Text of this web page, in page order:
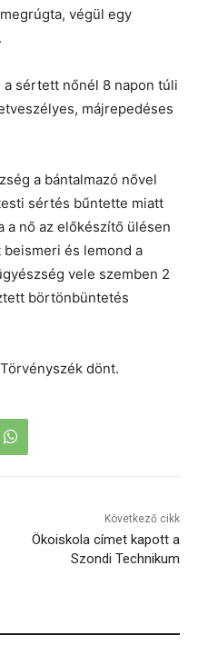
végül egy
a sértett nőnél 8 napon túli
májrepedéses
a bántalmazó nővel
sértés bűntette miatt
a nő az előkészítő ülésen
és lemond a
vele szemben 2
börtönbüntetés
dönt.
Következő cikk
Ökoiskola címet kapott a
Szondi Technikum